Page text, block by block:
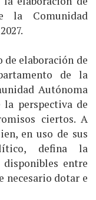
la Comunidad
elaboración de
de la
Autónoma
la perspectiva de
ciertos. A
en uso de sus
defina la
entre
necesario dotar e